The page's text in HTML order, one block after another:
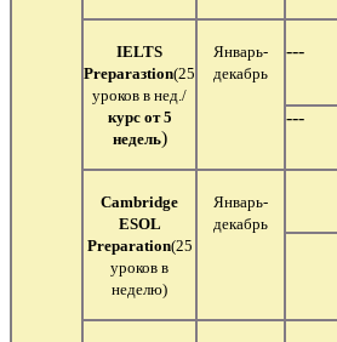
IELTS
Preparaзtion(25
уроков в нед./
курс от 5
недель)
Январь-
декабрь
---
---
Cambridge
ESOL
Preparation(25
уроков в
неделю)
Январь-
декабрь